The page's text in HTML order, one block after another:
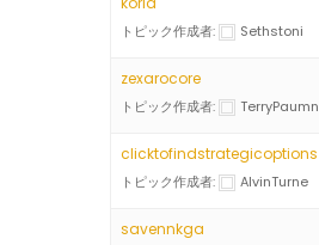
トピック作成者: Sethstoni
zexarocore
トピック作成者: TerryPaumn
clicktofindstrategicoptions
トピック作成者: AlvinTurne
savennkga